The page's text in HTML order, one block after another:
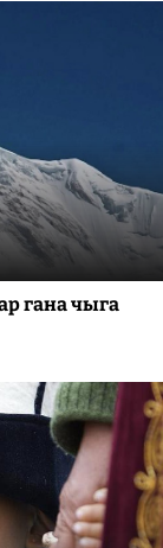
гана чыга